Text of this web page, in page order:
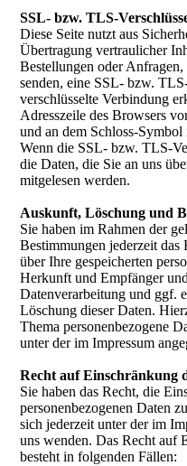
SSL- bzw. TLS-
Diese Seite nutzt aus
Übertragung vertraulicher
Bestellungen oder
senden, eine SSL- bzw.
verschlüsselte Verbindung
Adresszeile des Browsers
und an dem Schloss-
Wenn die SSL- bzw. TLS-
die Daten, die Sie an uns
mitgelesen werden.
Auskunft, Löschung und
Sie haben im Rahmen der
Bestimmungen jederzeit
über Ihre gespeicherten
Herkunft und Empfänger
Datenverarbeitung und ggf.
Löschung dieser Daten.
Thema personenbezogene
unter der im Impressum
Recht auf Einschränkung
Sie haben das Recht, die
personenbezogenen Daten
sich jederzeit unter der im
uns wenden. Das Recht auf
besteht in folgenden Fällen: